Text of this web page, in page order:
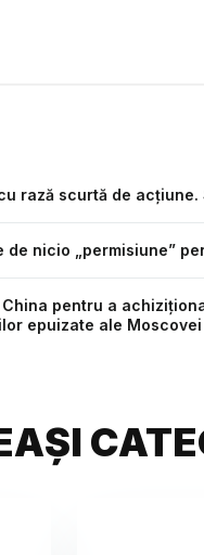
rază scurtă de acțiune.
nicio „permisiune”
pentru a
epuizate ale Moscovei